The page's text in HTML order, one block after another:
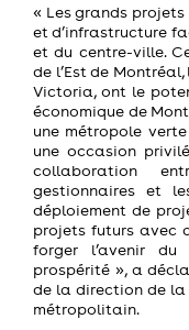
« Les grands projets
et d’infrastructure
et du centre-ville.
de l’Est de
Victoria, ont le
économique de
une métropole
une occasion
collaboration
gestionnaires et
déploiement de
projets futurs avec
forger l’avenir
prospérité », a
de la direction de la
métropolitain.